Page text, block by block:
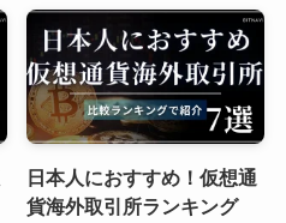
日本人におすすめ！仮想通
貨海外取引所ランキング